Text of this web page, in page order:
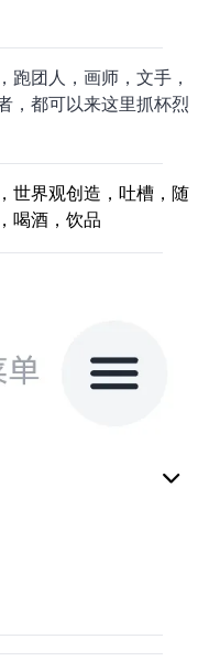
团人，画师，文手，
，都可以来这里抓杯烈
世界观创造，吐槽，随
喝酒，饮品